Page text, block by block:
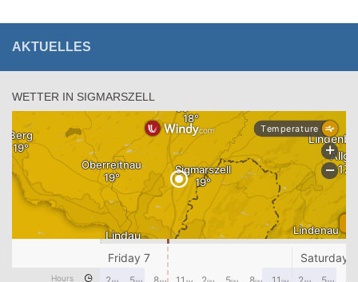
AKTUELLES
WETTER IN SIGMARSZELL